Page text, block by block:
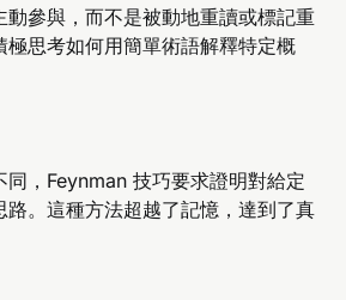
動參與，而不是被動地重讀或標記重
極思考如何用簡單術語解釋特定概
同，Feynman 技巧要求證明對給定
路。這種方法超越了記憶，達到了真